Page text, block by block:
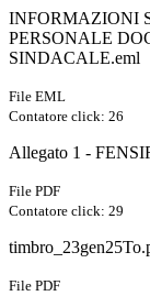
INFORMAZIONI
PERSONALE
SINDACALE.eml
File EML
Contatore click: 26
Allegato 1 -
File PDF
Contatore click: 29
File PDF